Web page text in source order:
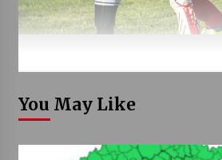
You May Like